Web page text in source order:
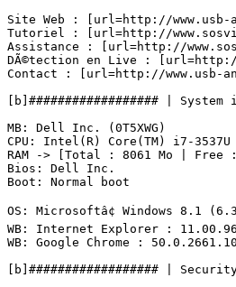
Site Web : [url=http://
Tutoriel : [url=http://
Assistance : [url=http://
DÃ©tection en Live :
Contact : [url=http://
[b]################## |
MB: Dell Inc. (0T5XWG)
CPU: Intel(R) Core(TM) i7-3537U
RAM -> [Total : 8061 Mo | Free :
Bios: Dell Inc.
Boot: Normal boot
OS: Microsoftâ¢ Windows 8.1
WB: Internet Explorer :
WB: Google Chrome :
[b]################## |